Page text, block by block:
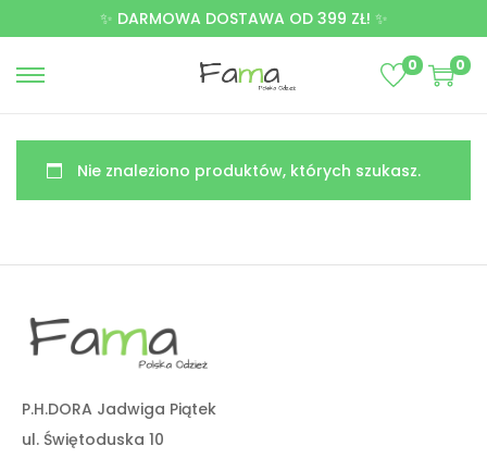
✨ DARMOWA DOSTAWA OD 399 ZŁ! ✨
0 0
Nie znaleziono produktów, których szukasz.
P.H.DORA Jadwiga Piątek
ul. Świętoduska 10